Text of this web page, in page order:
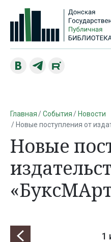
Главная События
Новости
Новые поступления от
Новые
1